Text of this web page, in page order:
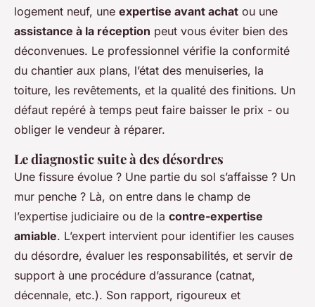
logement neuf, une expertise avant achat ou une
assistance à la réception peut vous éviter bien des
déconvenues. Le professionnel vérifie la conformité
du chantier aux plans, l’état des menuiseries, la
toiture, les revêtements, et la qualité des finitions. Un
défaut repéré à temps peut faire baisser le prix - ou
obliger le vendeur à réparer.
Le diagnostic suite à des désordres
Une fissure évolue ? Une partie du sol s’affaisse ? Un
mur penche ? Là, on entre dans le champ de
l’expertise judiciaire ou de la contre-expertise
amiable. L’expert intervient pour identifier les causes
du désordre, évaluer les responsabilités, et servir de
support à une procédure d’assurance (catnat,
décennale, etc.). Son rapport, rigoureux et